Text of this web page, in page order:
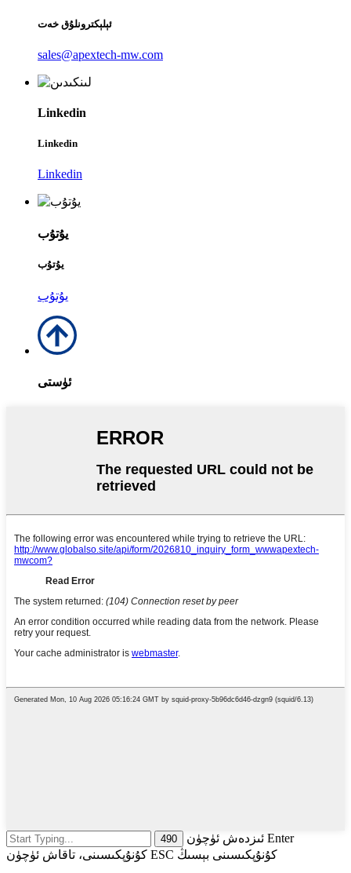
ئېلېكترونلۇق خەت
sales@apextech-mw.com
Linkedin
Linkedin
Linkedin
يۇتۇب
يۇتۇب
يۇتۇب
ئۈستى
ئىزدەش ئۈچۈن Enter
كۇنۇپكىسىنى، تاقاش ئۈچۈن ESC كۇنۇپكىسىنى بېسىڭ